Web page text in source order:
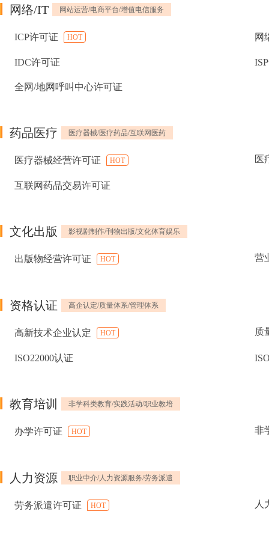
网络/IT 网站运营/电商平台/增值电信服务
ICP许可证 HOT 网
IDC许可证
全网/地网呼叫中心许可证
药品医疗 医疗器械/医疗药品/互联网医药
医疗器械经营许可证 HOT 医
互联网药品交易许可证
文化出版 影视剧制作/刊物出版/文化体育娱乐
出版物经营许可证 HOT 营
资格认证 高企认定/质量体系/管理体系
高新技术企业认定 HOT 质
ISO22000认证
教育培训 非学科类教育/实践活动/职业教培
办学许可证 HOT 非
人力资源 职业中介/人力资源服务/劳务派遣
劳务派遣许可证 HOT 人